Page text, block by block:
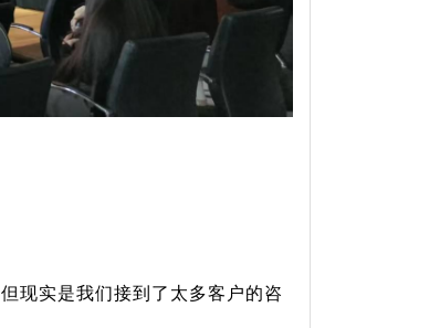
但现实是我们接到了太多客户的咨